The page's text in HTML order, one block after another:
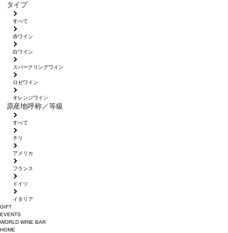
タイプ
すべて
赤ワイン
白ワイン
スパークリングワイン
ロゼワイン
オレンジワイン
原産地呼称／等級
すべて
チリ
アメリカ
フランス
ドイツ
イタリア
GIFT
EVENTS
WORLD WINE BAR
HOME